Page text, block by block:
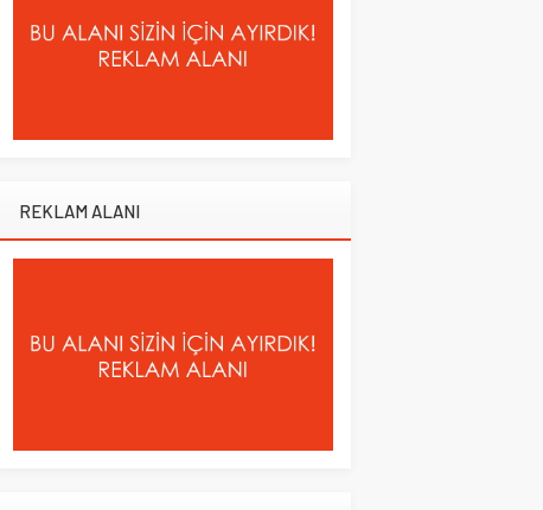
REKLAM ALANI